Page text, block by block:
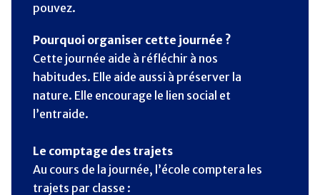
pouvez.
Pourquoi organiser cette journée ?
Cette journée aide à réfléchir à nos
habitudes. Elle aide aussi à préserver la
nature. Elle encourage le lien social et
l’entraide.
Le comptage des trajets
Au cours de la journée, l’école comptera les
trajets par classe :